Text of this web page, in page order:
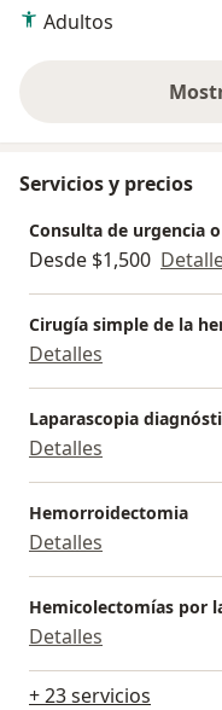
Adultos
Servicios y precios
Consulta de urgencia
Desde $1,500
Cirugía simple de la
Detalles
Laparascopia
Detalles
Hemorroidectomia
Detalles
Hemicolectomías por
Detalles
+ 23 servicios